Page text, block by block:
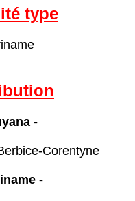
type
-
Corentyne
-